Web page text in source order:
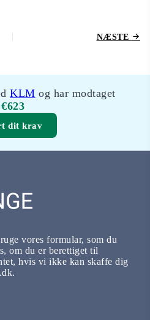
NÆSTE
KLM og har modtaget
€623
dit krav
vores formular, som du
om du er berettiget til
hvis vi ikke kan skaffe dig